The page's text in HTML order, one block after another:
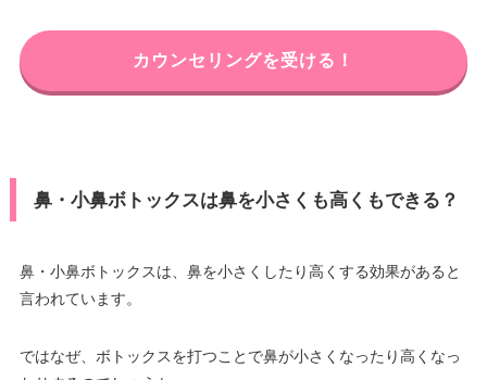
カウンセリングを受ける！
鼻・小鼻ボトックスは鼻を小さくも高くもできる？
鼻・小鼻ボトックスは、鼻を小さくしたり高くする効果があると
言われています。
ではなぜ、ボトックスを打つことで鼻が小さくなったり高くなっ